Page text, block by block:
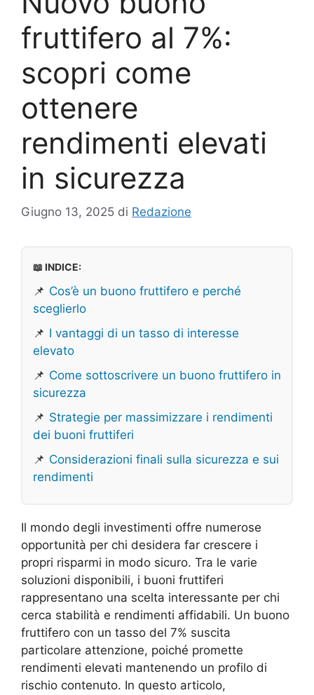
fruttifero al 7%:
scopri come
ottenere
rendimenti elevati
in sicurezza
Giugno 13, 2025 di Redazione
📖 INDICE:
📌 Cos’è un buono fruttifero e perché
sceglierlo
📌 I vantaggi di un tasso di interesse
elevato
📌 Come sottoscrivere un buono fruttifero in
sicurezza
📌 Strategie per massimizzare i rendimenti
dei buoni fruttiferi
📌 Considerazioni finali sulla sicurezza e sui
rendimenti
Il mondo degli investimenti offre numerose
opportunità per chi desidera far crescere i
propri risparmi in modo sicuro. Tra le varie
soluzioni disponibili, i buoni fruttiferi
rappresentano una scelta interessante per chi
cerca stabilità e rendimenti affidabili. Un buono
fruttifero con un tasso del 7% suscita
particolare attenzione, poiché promette
rendimenti elevati mantenendo un profilo di
rischio contenuto. In questo articolo,